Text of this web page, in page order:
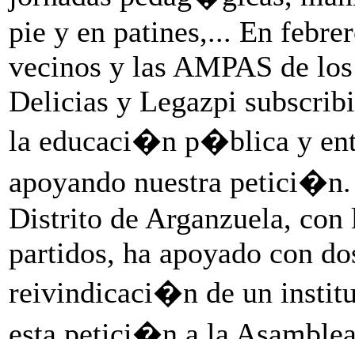
pie y en patines,... En
vecinos y las AMPAS de
Delicias y Legazpi
la educaci�n p�blica y
apoyando nuestra
Distrito de Arganzuela,
partidos, ha apoyado con
reivindicaci�n de un